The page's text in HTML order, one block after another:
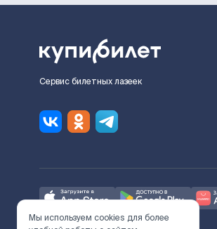
Сервис билетных лазеек
Мы используем cookies для более